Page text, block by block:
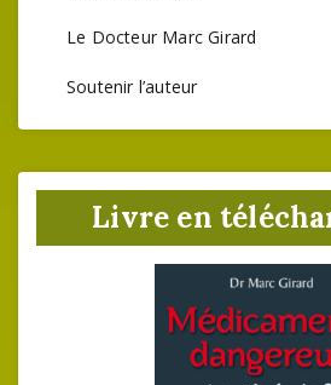
Le Docteur Marc Girard
Soutenir l’auteur
Livre en